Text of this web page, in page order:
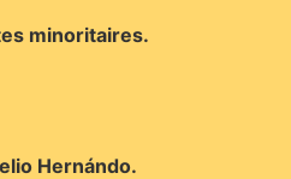
minoritaires.
Hernándo.